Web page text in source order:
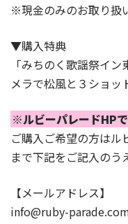
※現金のみのお取り扱
▼購入特典
「みちのく歌謡祭イ
メラで松風と３ショッ
※ルビーパレードHP
ご購入ご希望の方は
まで下記をご記入のう
【メールアドレス】
info@ruby-